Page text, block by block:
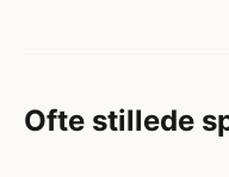
Ofte stillede